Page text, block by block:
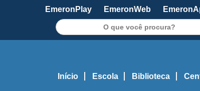
EmeronPlay EmeronWeb
Início Escola Biblioteca